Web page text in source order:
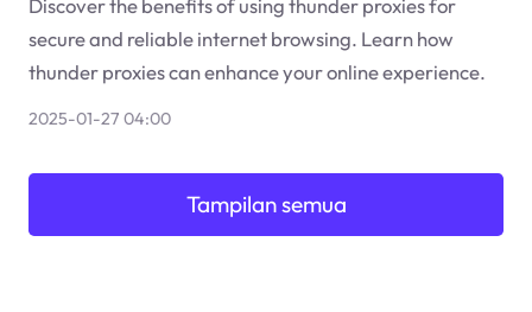
Discover the benefits of using thunder proxies for
secure and reliable internet browsing. Learn how
thunder proxies can enhance your online experience.
2025-01-27 04:00
Tampilan semua